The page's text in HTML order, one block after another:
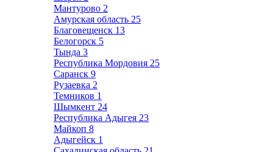
Мантурово 2
Амурская область 25
Благовещенск 13
Белогорск 5
Тында 3
Республика Мордовия 25
Саранск 9
Рузаевка 2
Темников 1
Шымкент 24
Республика Адыгея 23
Майкоп 8
Адыгейск 1